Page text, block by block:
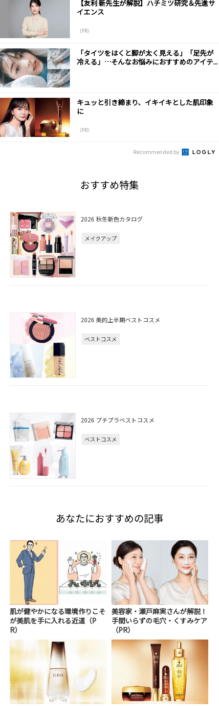
【友利 新先生が解説】ハチミツ研究＆先進サ
イエンス
（PR）
「タイツをはくと脚が太く見える」「足先が
冷える」…そんなお悩みにおすすめのアイテ...
キュッと引き締まり、イキイキとした肌印象
に
（PR）
Recommended by
おすすめ特集
2026 秋冬新色カタログ
メイクアップ
2026 美的上半期ベストコスメ
ベストコスメ
2026 プチプラベストコスメ
ベストコスメ
あなたにおすすめの記事
肌が健やかになる環境作りこそ
が美肌を手に入れる近道（P
R）
美容家・瀬戸麻実さんが解説！
手間いらずの毛穴・くすみケア
（PR）